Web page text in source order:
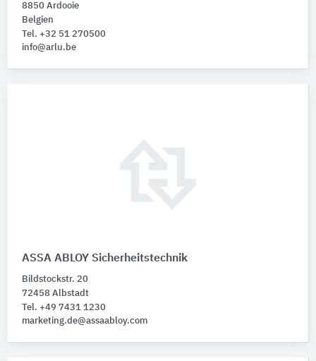
8850 Ardooie
Belgien
Tel. +32 51 270500
info@arlu.be
ASSA ABLOY Sicherheitstechnik
Bildstockstr. 20
72458 Albstadt
Tel. +49 7431 1230
marketing.de@assaabloy.com